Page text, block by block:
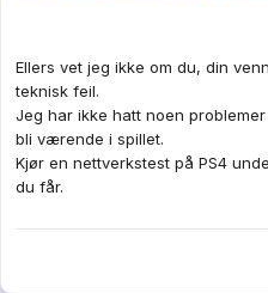
Ellers vet jeg ikke om du, din
teknisk feil.
Jeg har ikke hatt noen
bli værende i spillet.
Kjør en nettverkstest på PS4
du får.